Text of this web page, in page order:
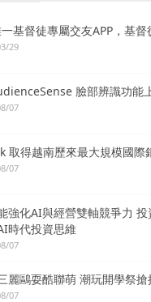
一基督徒專屬交友APP，基
29
臉部辨識功能
07
取得越南歷來最大規模國際
07
強化AI與經營雙軸競爭力
時代投資思維
07
麗鷗耍酷聯萌 潮玩開學祭搶
07